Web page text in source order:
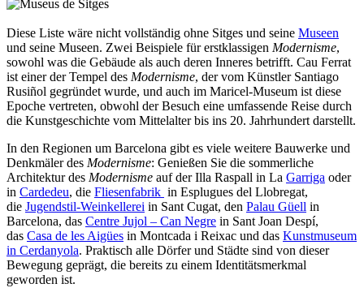
Diese Liste wäre nicht vollständig ohne Sitges und seine Museen
und seine Museen. Zwei Beispiele für erstklassigen Modernisme,
sowohl was die Gebäude als auch deren Inneres betrifft. Cau Ferrat
ist einer der Tempel des Modernisme, der vom Künstler Santiago
Rusiñol gegründet wurde, und auch im Maricel-Museum ist diese
Epoche vertreten, obwohl der Besuch eine umfassende Reise durch
die Kunstgeschichte vom Mittelalter bis ins 20. Jahrhundert darstellt.
In den Regionen um Barcelona gibt es viele weitere Bauwerke und
Denkmäler des Modernisme: Genießen Sie die sommerliche
Architektur des Modernisme auf der Illa Raspall in La​​​​​​​ Garriga oder
in Cardedeu, die Fliesenfabrik in Esplugues del Llobregat,
die Jugendstil-Weinkellerei in Sant Cugat, den Palau Güell in
Barcelona, das Centre Jujol – Can Negre in Sant Joan Despí,
das Casa de les Aigües in Montcada i Reixac und das Kunstmuseum
in Cerdanyola. Praktisch alle Dörfer und Städte sind von dieser
Bewegung geprägt, die bereits zu einem Identitätsmerkmal
geworden ist.